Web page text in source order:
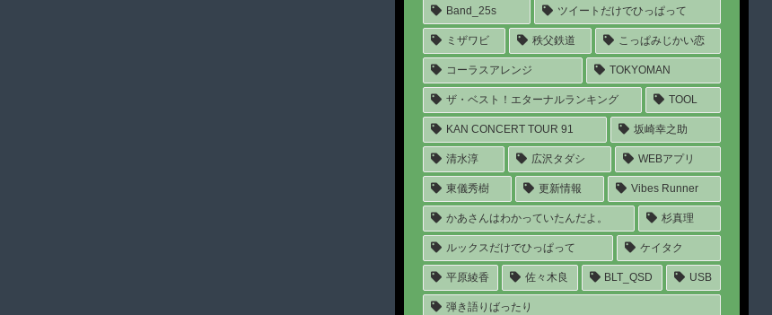
Band_25s ツイートだけでひっぱって
ミザワビ 秩父鉄道 こっぱみじかい恋
コーラスアレンジ TOKYOMAN
ザ・ベスト！エターナルランキング TOOL
KAN CONCERT TOUR 91 坂崎幸之助
清水淳 広沢タダシ WEBアプリ
東儀秀樹 更新情報 Vibes Runner
かあさんはわかっていたんだよ。 杉真理
ルックスだけでひっぱって ケイタク
平原綾香 佐々木良 BLT_QSD USB
弾き語りばったり